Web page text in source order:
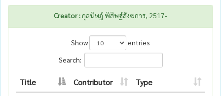
Creator :กุลนิษฎ์ พิสิษฐ์สังฆการ, 2517-
Show
entries
Search:
Title Contributor
Type